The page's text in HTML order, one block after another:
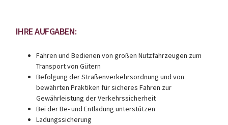
IHRE AUFGABEN:
Fahren und Bedienen von großen Nutzfahrzeugen zum
Transport von Gütern
Befolgung der Straßenverkehrsordnung und von
bewährten Praktiken für sicheres Fahren zur
Gewährleistung der Verkehrssicherheit
Bei der Be- und Entladung unterstützen
Ladungssicherung